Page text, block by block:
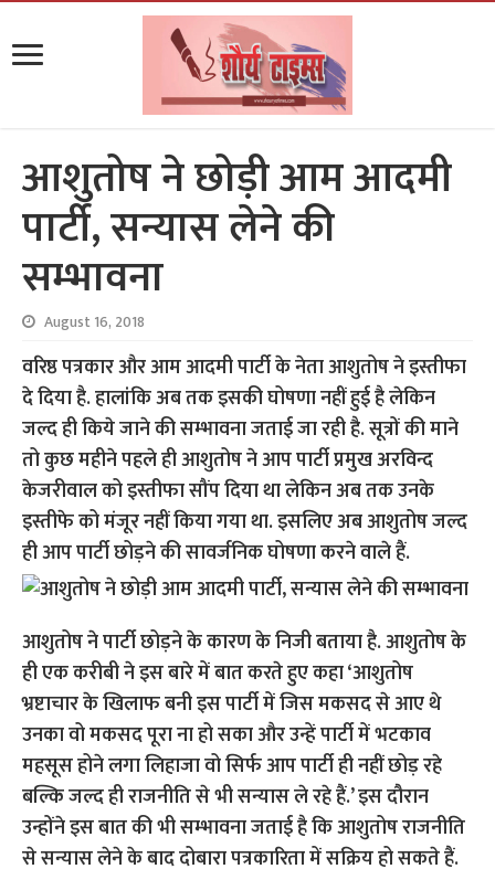
आशुतोष ने छोड़ी आम आदमी
पार्टी, सन्यास लेने की
सम्भावना
August 16, 2018
वरिष्ठ पत्रकार और आम आदमी पार्टी के नेता आशुतोष ने इस्तीफा
दे दिया है. हालांकि अब तक इसकी घोषणा नहीं हुई है लेकिन
जल्द ही किये जाने की सम्भावना जताई जा रही है. सूत्रों की माने
तो कुछ महीने पहले ही आशुतोष ने आप पार्टी प्रमुख अरविन्द
केजरीवाल को इस्तीफा सौंप दिया था लेकिन अब तक उनके
इस्तीफे को मंजूर नहीं किया गया था. इसलिए अब आशुतोष जल्द
ही आप पार्टी छोड़ने की सावर्जनिक घोषणा करने वाले हैं.
आशुतोष ने पार्टी छोड़ने के कारण के निजी बताया है. आशुतोष के
ही एक करीबी ने इस बारे में बात करते हुए कहा ‘आशुतोष
भ्रष्टाचार के खिलाफ बनी इस पार्टी में जिस मकसद से आए थे
उनका वो मकसद पूरा ना हो सका और उन्हें पार्टी में भटकाव
महसूस होने लगा लिहाजा वो सिर्फ आप पार्टी ही नहीं छोड़ रहे
बल्कि जल्द ही राजनीति से भी सन्यास ले रहे हैं.’ इस दौरान
उन्होंने इस बात की भी सम्भावना जताई है कि आशुतोष राजनीति
से सन्यास लेने के बाद दोबारा पत्रकारिता में सक्रिय हो सकते हैं.